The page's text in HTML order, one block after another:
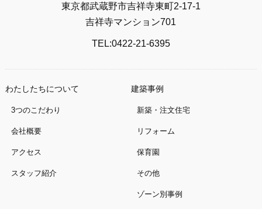
東京都武蔵野市吉祥寺東町2-17-1
吉祥寺マンション701
TEL:0422-21-6395
わたしたちについて
3つのこだわり
会社概要
アクセス
スタッフ紹介
建築事例
新築・注文住宅
リフォーム
保育園
その他
ゾーン別事例